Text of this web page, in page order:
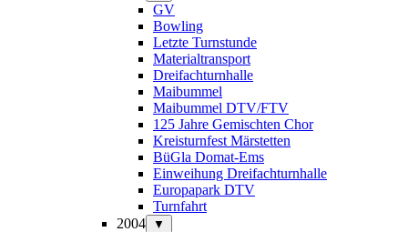
GV
Bowling
Letzte Turnstunde
Materialtransport
Dreifachturnhalle
Maibummel
Maibummel DTV/FTV
125 Jahre Gemischten Chor
Kreisturnfest Märstetten
BüGla Domat-Ems
Einweihung Dreifachturnhalle
Europapark DTV
Turnfahrt
2004
▼